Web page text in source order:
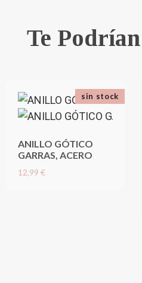
Te
ANILLO GÓTICO
GARRAS, ACERO
12,99 €
sin stock